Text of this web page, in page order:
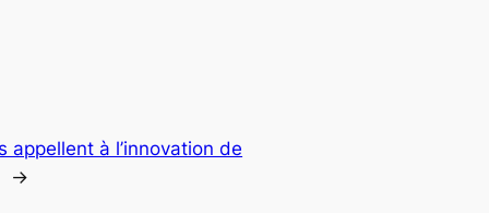
appellent à l’innovation de
→